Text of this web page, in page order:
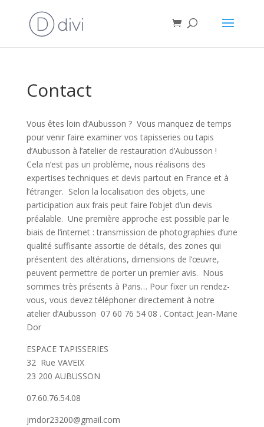
Contact
Vous êtes loin d’Aubusson ? Vous manquez de temps
pour venir faire examiner vos tapisseries ou tapis
d’Aubusson à l’atelier de restauration d’Aubusson !
Cela n’est pas un problème, nous réalisons des
expertises techniques et devis partout en France et à
l’étranger. Selon la localisation des objets, une
participation aux frais peut faire l’objet d’un devis
préalable. Une première approche est possible par le
biais de l’internet : transmission de photographies d’une
qualité suffisante assortie de détails, des zones qui
présentent des altérations, dimensions de l’œuvre,
peuvent permettre de porter un premier avis. Nous
sommes très présents à Paris… Pour fixer un rendez-
vous, vous devez téléphoner directement à notre
atelier d’Aubusson 07 60 76 54 08 . Contact Jean-Marie
Dor
ESPACE TAPISSERIES
32 Rue VAVEIX
23 200 AUBUSSON
07.60.76.54.08
jmdor23200@gmail.com